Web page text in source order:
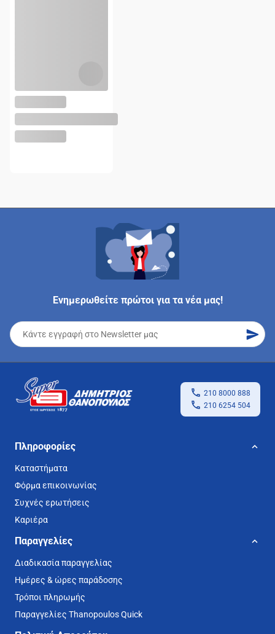
Ενημερωθείτε πρώτοι για τα νέα μας!
210 8000 888
210 6254 504
Πληροφορίες
Καταστήματα
Φόρμα επικοινωνίας
Συχνές ερωτήσεις
Καριέρα
Παραγγελίες
Διαδικασία παραγγελίας
Ημέρες & ώρες παράδοσης
Τρόποι πληρωμής
Παραγγελίες Thanopoulos Quick